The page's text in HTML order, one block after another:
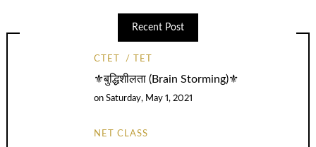
Recent Post
CTET TET
⚜️बुद्धिशीलता (Brain Storming)⚜️
onSaturday, May 1, 2021
NET CLASS